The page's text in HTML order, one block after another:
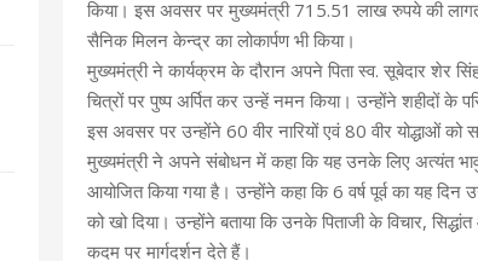
किया। इस अवसर पर मुख्यमंत्री 715.51 लाख रुपये की
सैनिक मिलन केन्द्र का लोकार्पण भी किया।
मुख्यमंत्री ने कार्यक्रम के दौरान अपने पिता स्व. सूबेदार शेर
चित्रों पर पुष्प अर्पित कर उन्हें नमन किया। उन्होंने शहीदों के
इस अवसर पर उन्होंने 60 वीर नारियों एवं 80 वीर योद्धाओं को
मुख्यमंत्री ने अपने संबोधन में कहा कि यह उनके लिए अत्यंत
आयोजित किया गया है। उन्होंने कहा कि 6 वर्ष पूर्व का यह
को खो दिया। उन्होंने बताया कि उनके पिताजी के विचार,
कदम पर मार्गदर्शन देते हैं।